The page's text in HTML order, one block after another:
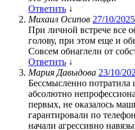
Ответить ↓
Михаил Осипов 27/10/2025
При личной встрече все
голову, при этом еще и
Совсем обнаглели от
Ответить ↓
Мария Давыдова 23/10/
Бессмысленно
абсолютно
первых, не оказалось
гарантировали по
начали агрессивно